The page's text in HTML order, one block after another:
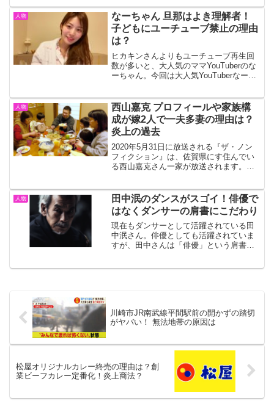
祝）に放送されるドキュメンタリー番組
『ひとモノガタリ』（NH...
人物
なーちゃん 旦那はよき理解者！
子どもにユーチューブ禁止の理由
は？
ヒカキンさんよりもユーチューブ再生回
数が多いと、大人気のママYouTuberのな
ーちゃん。今回は大人気YouTuberなーち
理由などについてみていきます。なーち
ゃ...
人物
西山嘉克 プロフィールや家族構
成が嫁2人で一夫多妻の理由は？
炎上の過去
2020年5月31日に放送される『ザ・ノン
フィクション』は、佐賀県にす住んでい
る西山嘉克さん一家が放送されます。西
す。西山家には、母親が2人いる一夫多妻
制で話題になっ...
人物
田中泯のダンスがスゴイ！俳優で
はなくダンサーの肩書にこだわり
現在もダンサーとして活躍されている田
中泯さん。俳優としても活躍されていま
すが、田中さんは「俳優」という肩書は
川崎市JR南武線平間駅前の開かずの踏切
がヤバい！ 無法地帯の原因は
松屋オリジナルカレー終売の理由は？創
業ビーフカレー定番化！炎上商法？